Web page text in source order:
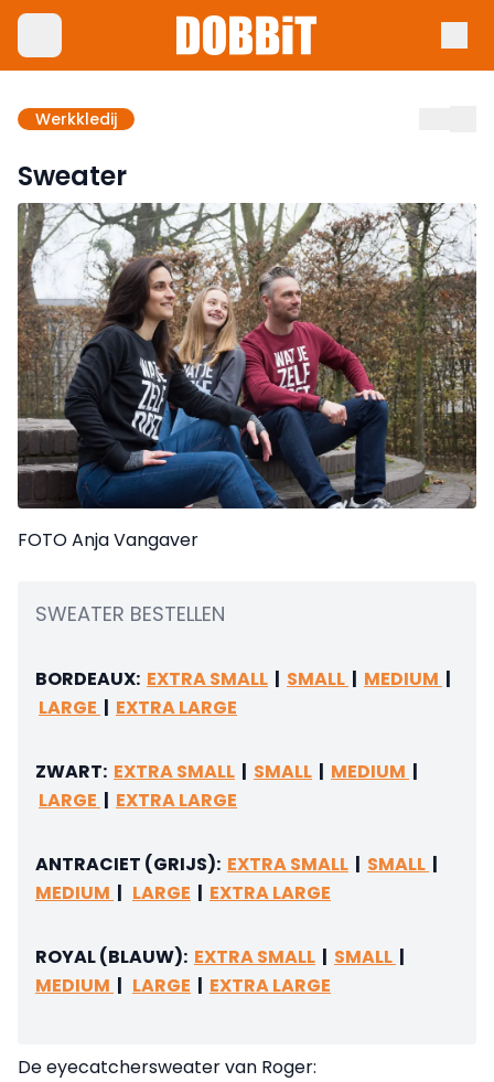
Werkkledij
Sweater
FOTO Anja Vangaver
SWEATER BESTELLEN
BORDEAUX: EXTRA SMALL | SMALL | MEDIUM |
LARGE | EXTRA LARGE
ZWART: EXTRA SMALL | SMALL | MEDIUM |
LARGE | EXTRA LARGE
ANTRACIET (GRIJS): EXTRA SMALL | SMALL |
MEDIUM | LARGE | EXTRA LARGE
ROYAL (BLAUW): EXTRA SMALL | SMALL |
MEDIUM | LARGE | EXTRA LARGE
De eyecatchersweater van Roger: